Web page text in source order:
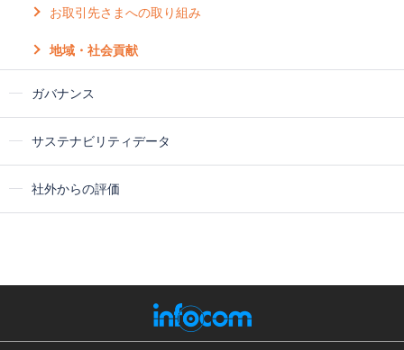
お取引先さまへの取り組み
地域・社会貢献
ガバナンス
サステナビリティデータ
社外からの評価